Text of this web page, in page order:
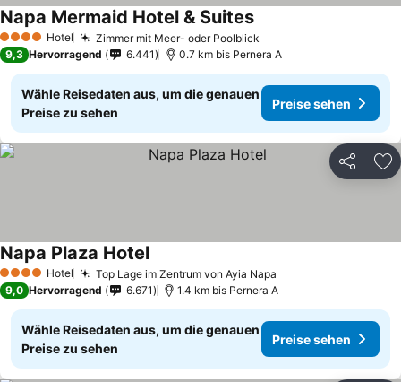
4 Sterne Hotel Zimmer mit Meer- oder Poolblick
Napa Mermaid Hotel & Suites
9,3 Hervorragend 6.441 0.7 km bis Pernera A
Wähle Reisedaten aus, um die genauen
Preise zu sehen
Preise sehen
Teilen
4 Sterne Hotel Top Lage im Zentrum von Ayia Napa
Napa Plaza Hotel
9,0 Hervorragend 6.671 1.4 km bis Pernera A
Wähle Reisedaten aus, um die genauen
Preise zu sehen
Preise sehen